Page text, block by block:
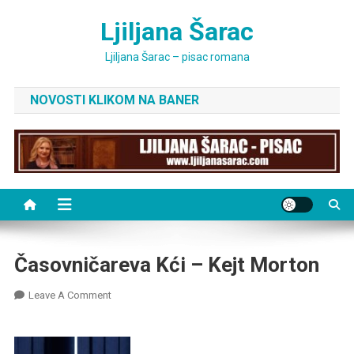
Ljiljana Šarac
Ljiljana Šarac – pisac romana
NOVOSTI KLIKOM NA BANER
Časovničareva Kći – Kejt Morton
Leave A CommentOn